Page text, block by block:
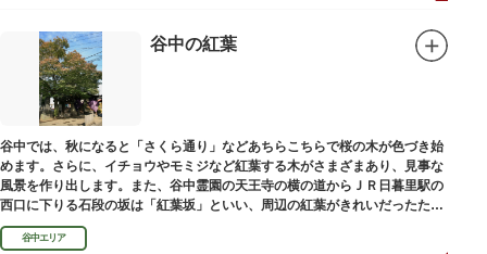
谷中の紅葉
谷中では、秋になると「さくら通り」などあちらこちらで桜の木が色づき始
めます。さらに、イチョウやモミジなど紅葉する木がさまざまあり、見事な
風景を作り出します。また、谷中霊園の天王寺の横の道からＪＲ日暮里駅の
西口に下りる石段の坂は「紅葉坂」といい、周辺の紅葉がきれいだったため
このように命名されたという説があります。
谷中エリア